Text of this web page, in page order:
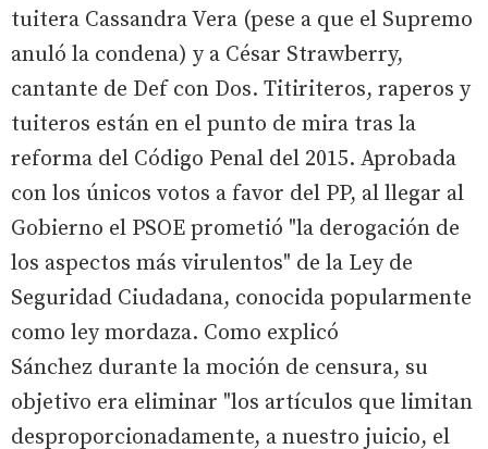
tuitera Cassandra Vera (pese a que el Supremo
anuló la condena) y a César Strawberry,
cantante de Def con Dos. Titiriteros, raperos y
tuiteros están en el punto de mira tras la
reforma del Código Penal del 2015. Aprobada
con los únicos votos a favor del PP, al llegar al
Gobierno el PSOE prometió "la derogación de
los aspectos más virulentos" de la Ley de
Seguridad Ciudadana, conocida popularmente
como ley mordaza. Como explicó
Sánchez durante la moción de censura, su
objetivo era eliminar "los artículos que limitan
desproporcionadamente, a nuestro juicio, el